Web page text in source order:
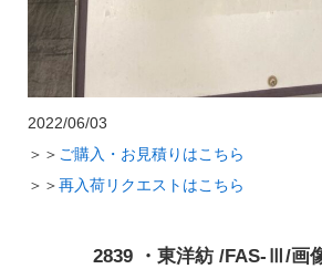
2022/06/03
＞＞ ご購入・お見積りはこちら
＞＞再入荷リクエストはこちら
2839 ・東洋紡 /FAS-Ⅲ/画